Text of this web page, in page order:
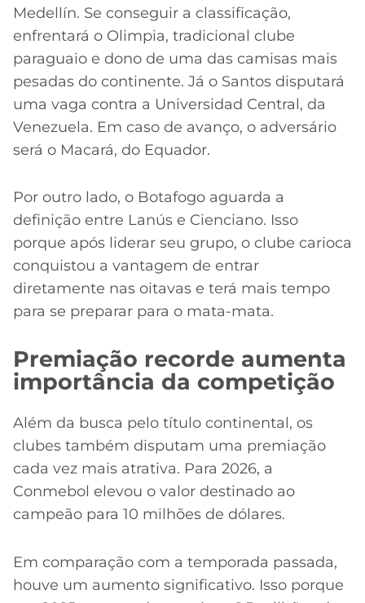
Medellín. Se conseguir a classificação,
enfrentará o Olimpia, tradicional clube
paraguaio e dono de uma das camisas mais
pesadas do continente. Já o Santos disputará
uma vaga contra a Universidad Central, da
Venezuela. Em caso de avanço, o adversário
será o Macará, do Equador.
Por outro lado, o Botafogo aguarda a
definição entre Lanús e Cienciano. Isso
porque após liderar seu grupo, o clube carioca
conquistou a vantagem de entrar
diretamente nas oitavas e terá mais tempo
para se preparar para o mata-mata.
Premiação recorde aumenta
importância da competição
Além da busca pelo título continental, os
clubes também disputam uma premiação
cada vez mais atrativa. Para 2026, a
Conmebol elevou o valor destinado ao
campeão para 10 milhões de dólares.
Em comparação com a temporada passada,
houve um aumento significativo. Isso porque